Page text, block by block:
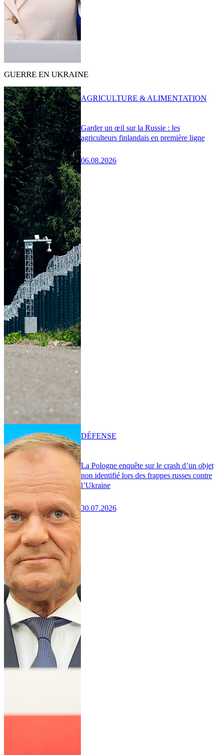
GUERRE EN UKRAINE
Garder un œil sur la Russie : les
agriculteurs finlandais en première ligne
06.08.2026
AGRICULTURE & ALIMENTATION
La Pologne enquête sur le crash d’un objet
non identifié lors des frappes russes contre
l’Ukraine
30.07.2026
DÉFENSE